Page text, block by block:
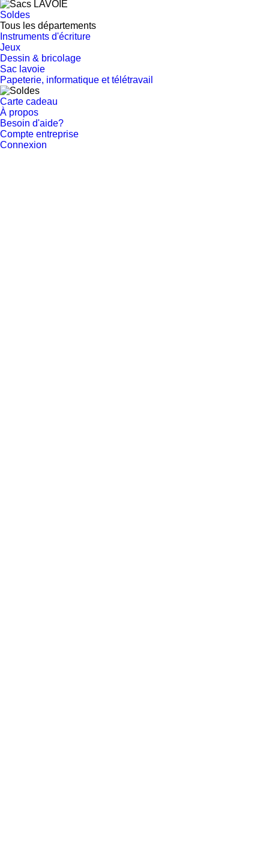
Soldes
Tous les départements
Instruments d'écriture
Jeux
Dessin & bricolage
Sac lavoie
Papeterie, informatique et télétravail
Carte cadeau
À propos
Besoin d'aide?
Compte entreprise
Connexion